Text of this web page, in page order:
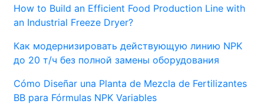
решение
«под
How to Build an Efficient Food Production Line with
an Industrial Freeze Dryer?
Как модернизировать действующую линию NPK
до 20 т/ч без полной замены оборудования
Cómo Diseñar una Planta de Mezcla de Fertilizantes
BB para Fórmulas NPK Variables